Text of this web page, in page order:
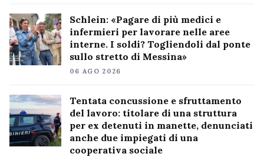
Schlein: «Pagare di più medici e
infermieri per lavorare nelle aree
interne. I soldi? Togliendoli dal ponte
sullo stretto di Messina»
06 AGO 2026
Tentata concussione e sfruttamento
del lavoro: titolare di una struttura
per ex detenuti in manette, denunciati
anche due impiegati di una
cooperativa sociale